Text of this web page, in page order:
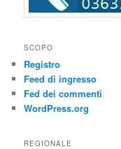
SCOPO
Registro
Feed di ingresso
Fed dei commenti
WordPress.org
REGIONALE